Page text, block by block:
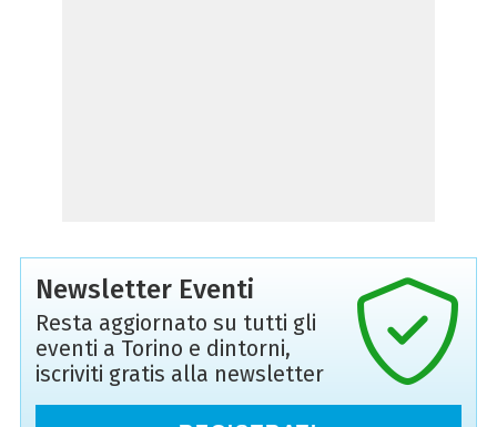
Newsletter Eventi
Resta aggiornato su tutti gli
eventi a Torino e dintorni,
iscriviti gratis alla newsletter